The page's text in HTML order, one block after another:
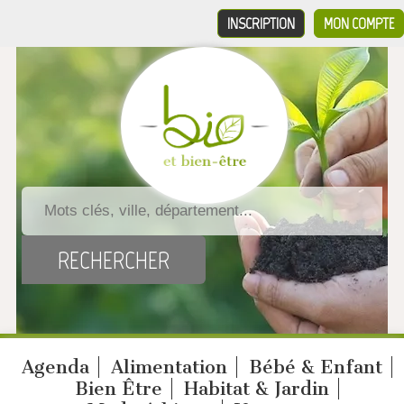
MON COMPTE
INSCRIPTION
Agenda Alimentation
Bébé & Enfant
Bien Être
Habitat & Jardin